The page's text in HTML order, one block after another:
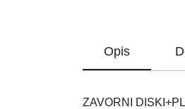
Opis
ZAVORNI